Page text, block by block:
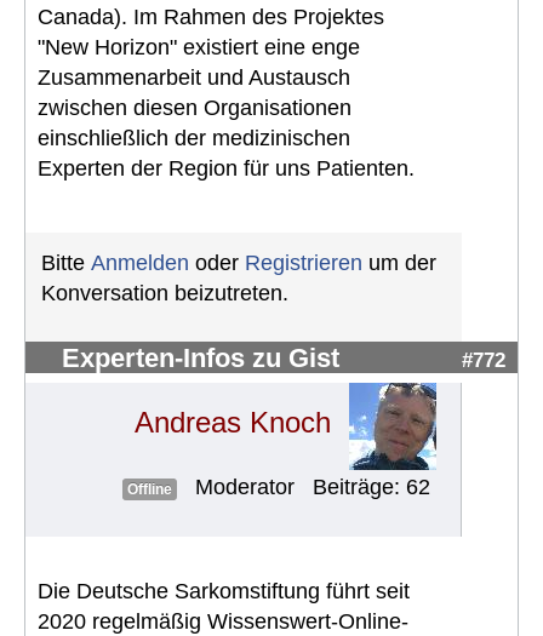
Canada). Im Rahmen des Projektes
"New Horizon" existiert eine enge
Zusammenarbeit und Austausch
zwischen diesen Organisationen
einschließlich der medizinischen
Experten der Region für uns Patienten.
Bitte Anmelden oder Registrieren um der
Konversation beizutreten.
Experten-Infos zu Gist #772
Andreas Knoch
Offline Moderator Beiträge: 62
Die Deutsche Sarkomstiftung führt seit
2020 regelmäßig Wissenswert-Online-